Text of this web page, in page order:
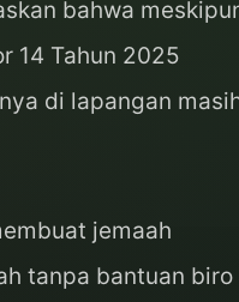
bahwa
14 Tahun 2025
di lapangan
jemaah
tanpa bantuan biro